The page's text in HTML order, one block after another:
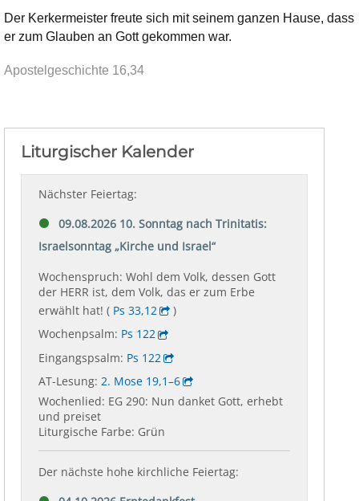
Der Kerkermeister freute sich mit seinem ganzen Hause, dass
er zum Glauben an Gott gekommen war.
Apostelgeschichte 16,34